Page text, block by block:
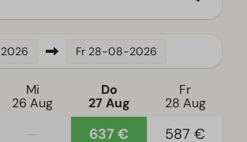
Fr 28-08-2026
Mi
26 Aug
Do
27 Aug
Fr
28 Aug
637 € 587 €